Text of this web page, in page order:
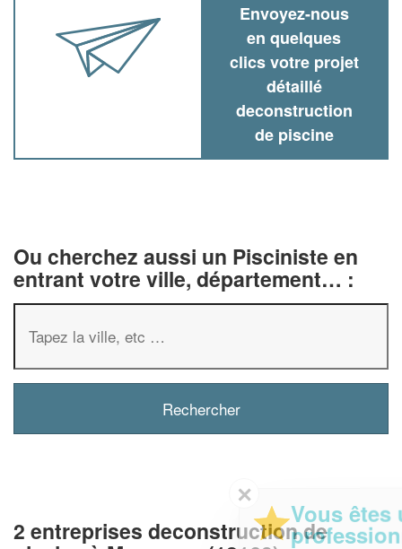
Envoyez-nous
en quelques
clics votre projet
détaillé
deconstruction
de piscine
Ou cherchez aussi un Pisciniste en
entrant votre ville, département… :
2 entreprises deconstruction de
Vous êtes un
professionnel ?